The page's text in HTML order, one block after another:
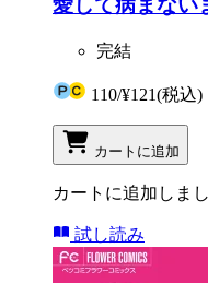
愛して病まない
完結
110/¥121(税込)
カートに追加
カートに追加しま
試し読み